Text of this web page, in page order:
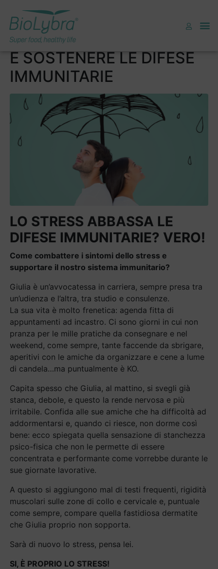
4 CONSIGLI PER
COMBATTERE LO STRESS
E SOSTENERE LE DIFESE
IMMUNITARIE
LO STRESS ABBASSA LE
DIFESE IMMUNITARIE? VERO!
Come combattere i sintomi dello stress e
supportare il nostro sistema immunitario?
Giulia è un’avvocatessa in carriera, sempre presa tra
un’udienza e l’altra, tra studio e consulenze.
La sua vita è molto frenetica: agenda fitta di
appuntamenti ad incastro. Ci sono giorni in cui non
pranza per le mille pratiche da consegnare e nel
weekend, come sempre, tante faccende da sbrigare,
aperitivi con le amiche da organizzare e cene a lume
di candela…ma puntualmente è KO.
Capita spesso che Giulia, al mattino, si svegli già
stanca, debole, e questo la rende nervosa e più
irritabile. Confida alle sue amiche che ha difficoltà ad
addormentarsi e, quando ci riesce, non dorme così
bene: ecco spiegata quella sensazione di stanchezza
psico-fisica che non le permette di essere
concentrata e performante come vorrebbe durante le
sue giornate lavorative.
A questo si aggiungono mal di testi frequenti, rigidità
muscolari sulle zone di collo e cervicale e, puntuale
come sempre, compare quella fastidiosa dermatite
che Giulia proprio non sopporta.
Sarà di nuovo lo stress, pensa lei.
SI, È PROPRIO LO STRESS!